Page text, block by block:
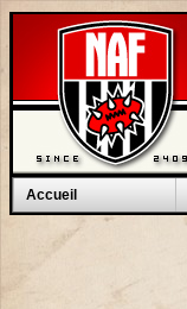
Accueil